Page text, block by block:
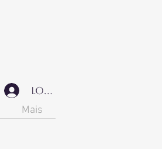
Login
Mais